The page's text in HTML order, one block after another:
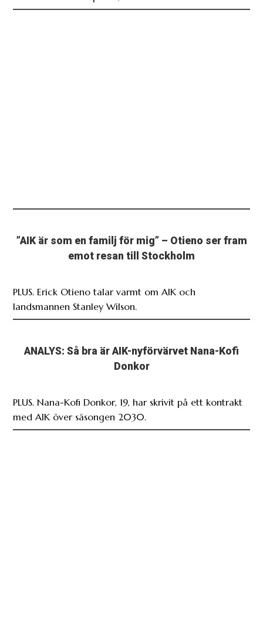
”AIK är som en familj för mig” – Otieno ser fram
emot resan till Stockholm
PLUS. Erick Otieno talar varmt om AIK och
landsmannen Stanley Wilson.
ANALYS: Så bra är AIK-nyförvärvet Nana-Kofi
Donkor
PLUS. Nana-Kofi Donkor, 19, har skrivit på ett kontrakt
med AIK över säsongen 2030.